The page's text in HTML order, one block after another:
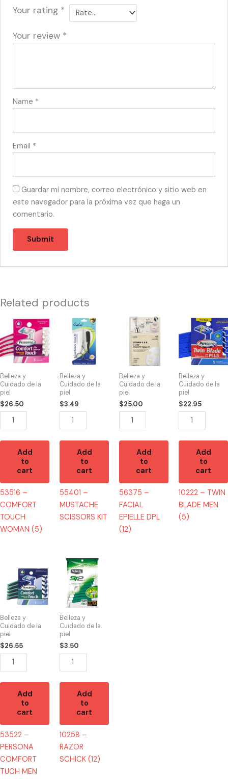
Your rating *
Your review *
Name *
Email *
Guardar mi nombre, correo electrónico y sitio web en
este navegador para la próxima vez que haga un
comentario.
Related products
Belleza y
Cuidado de la
piel
$26.50
53516
COMFORT
TOUCH
WOMAN
(5)
quantity
Add
to
cart
53516 –
COMFORT
TOUCH
WOMAN (5)
Belleza y
Cuidado de la
piel
$3.49
55401
MUSTACHE
SCISSORS
KIT
quantity
Add
to
cart
55401 –
MUSTACHE
SCISSORS KIT
Belleza y
Cuidado de la
piel
$25.00
56375
FACIAL
EPIELLE
DPL
(12)
quantity
Add
to
cart
56375 –
FACIAL
EPIELLE DPL
(12)
Belleza y
Cuidado de la
piel
$22.95
10222
-
TWIN
BLADE
MEN
(5)
quantity
Add
to
cart
10222 – TWIN
BLADE MEN
(5)
Belleza y
Cuidado de la
piel
$26.55
PERSONA
COMFORT
TUCH
MEN
(5)
quantity
Add
to
cart
53522 –
PERSONA
COMFORT
TUCH MEN
Belleza y
Cuidado de la
piel
$3.50
10258
RAZOR
SCHICK
(12)
quantity
Add
to
cart
10258 –
RAZOR
SCHICK (12)